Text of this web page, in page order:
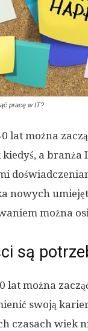
pracę w IT?
lat można
a
nowych
można
są
lat można
swoją
czasach wiek